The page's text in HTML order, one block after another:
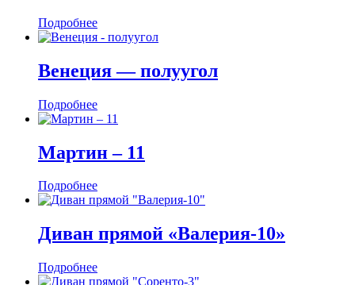
Подробнее
Венеция — полуугол
Подробнее
Мартин ‒ 11
Подробнее
Диван прямой «Валерия-10»
Подробнее